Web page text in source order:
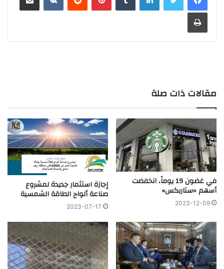
مقالات ذات صلة
في غضون 19 يوماً، انخفضت
أسهم «ستاربكس»
2023-12-09
إجازة استثمار جديدة لمشروع
صناعة ألواح الطاقة الشمسية
2023-07-17